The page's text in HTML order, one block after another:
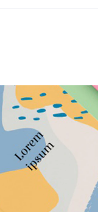
3 herramientas de